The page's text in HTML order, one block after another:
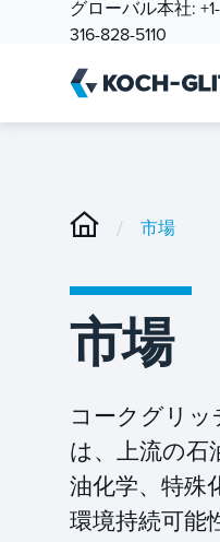
グローバル本社: +1-
316-828-5110
/ 市場
市場
コークグリッ
は、上流の石
油化学、特殊
環境持続可能